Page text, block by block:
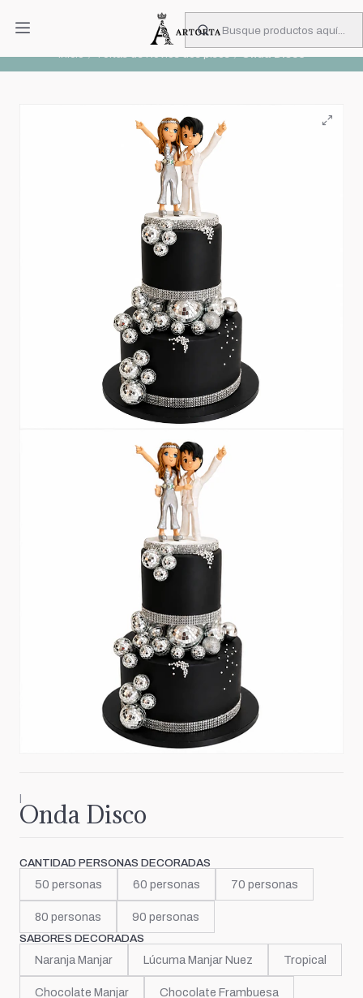
PIDA CON MUCHA ANTICIPACIÓN
Inicio Tortas de Novios dos pisos Onda Disco
|
Onda Disco
CANTIDAD PERSONAS DECORADAS
50 personas 60 personas 70 personas
80 personas 90 personas
SABORES DECORADAS
Naranja Manjar Lúcuma Manjar Nuez Tropical
Chocolate Manjar Chocolate Frambuesa